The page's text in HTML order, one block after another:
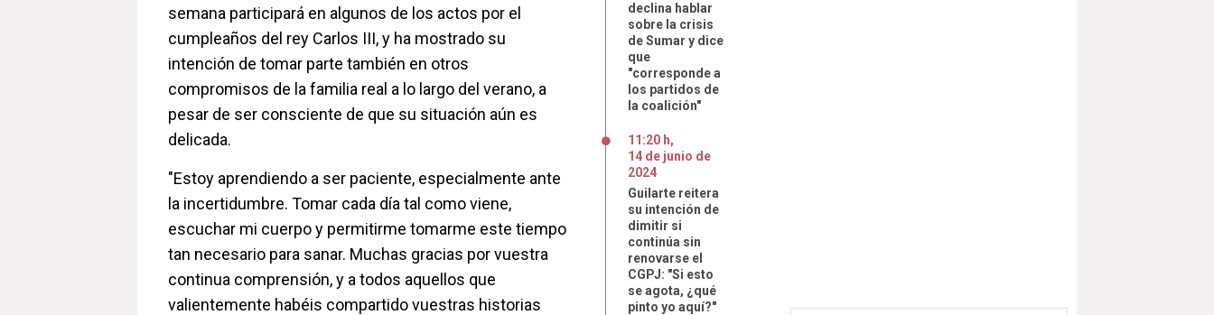
semana participará en algunos de los actos por el
cumpleaños del rey Carlos III, y ha mostrado su
intención de tomar parte también en otros
compromisos de la familia real a lo largo del verano, a
pesar de ser consciente de que su situación aún es
delicada.
"Estoy aprendiendo a ser paciente, especialmente ante
la incertidumbre. Tomar cada día tal como viene,
escuchar mi cuerpo y permitirme tomarme este tiempo
tan necesario para sanar. Muchas gracias por vuestra
continua comprensión, y a todos aquellos que
valientemente habéis compartido vuestras historias
declina hablar
sobre la crisis
de Sumar y dice
que
"corresponde a
los partidos de
la coalición"
11:20 h,
14 de junio de
2024
Guilarte reitera
su intención de
dimitir si
continúa sin
renovarse el
CGPJ: "Si esto
se agota, ¿qué
pinto yo aquí?"